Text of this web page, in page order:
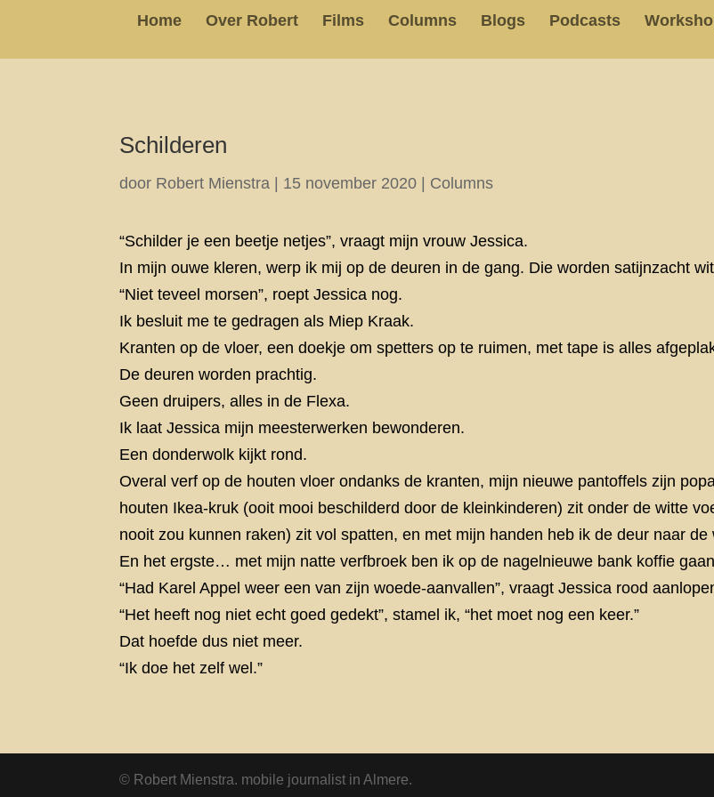
Home Over Robert Films Columns Blogs Podcasts
Schilderen
door Robert Mienstra | 15 november 2020 | Columns
“Schilder je een beetje netjes”, vraagt mijn vrouw Jessica.
In mijn ouwe kleren, werp ik mij op de deuren in de gang. Die worden satijnzacht
“Niet teveel morsen”, roept Jessica nog.
Ik besluit me te gedragen als Miep Kraak.
Kranten op de vloer, een doekje om spetters op te ruimen, met tape is alles
De deuren worden prachtig.
Geen druipers, alles in de Flexa.
Ik laat Jessica mijn meesterwerken bewonderen.
Een donderwolk kijkt rond.
Overal verf op de houten vloer ondanks de kranten, mijn nieuwe pantoffels zijn
houten Ikea-kruk (ooit mooi beschilderd door de kleinkinderen) zit onder de witte
nooit zou kunnen raken) zit vol spatten, en met mijn handen heb ik de deur naar
En het ergste… met mijn natte verfbroek ben ik op de nagelnieuwe bank koffie
“Had Karel Appel weer een van zijn woede-aanvallen”, vraagt Jessica rood
“Het heeft nog niet echt goed gedekt”, stamel ik, “het moet nog een keer.”
Dat hoefde dus niet meer.
“Ik doe het zelf wel.”
© Robert Mienstra. mobile journalist in Almere.